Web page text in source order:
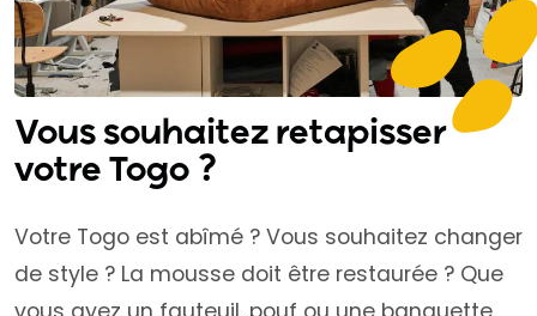
Vous souhaitez retapisser
votre Togo ?
Votre Togo est abîmé ? Vous souhaitez changer
de style ? La mousse doit être restaurée ? Que